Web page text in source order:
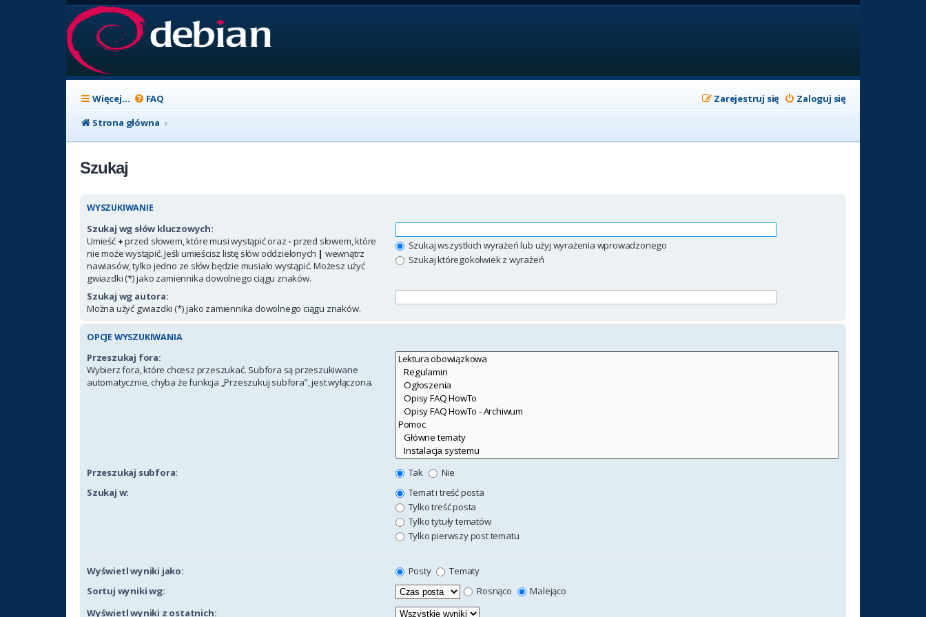
Więcej… FAQ Zaloguj się
Zarejestruj się
Strona główna
Szukaj
WYSZUKIWANIE
Szukaj wg słów kluczowych:
Umieść +przed słowem, które musi wystąpić oraz - przed słowem, które
nie może wystąpić. Jeśli umieścisz listę słów oddzielonych | wewnątrz
nawiasów, tylko jedno ze słów będzie musiało wystąpić. Możesz użyć
gwiazdki (*) jako zamiennika dowolnego ciągu znaków.
Szukaj wszystkich wyrażeń lub użyj wyrażenia wprowadzonego
Szukaj któregokolwiek z wyrażeń
Szukaj wg autora:
Można użyć gwiazdki (*) jako zamiennika dowolnego ciągu znaków.
OPCJE WYSZUKIWANIA
Przeszukaj fora:
Wybierz fora, które chcesz przeszukać. Subfora są przeszukiwane
automatycznie, chyba że funkcja „Przeszukuj subfora”, jest wyłączona.
Przeszukaj subfora: Tak
Nie
Szukaj w:
Temat i treść posta
Tylko treść posta
Tylko tytuły tematów
Tylko pierwszy post tematu
Wyświetl wyniki jako: Posty
Tematy
Sortuj wyniki wg:
Rosnąco
Malejąco
Wyświetl wyniki z ostatnich: